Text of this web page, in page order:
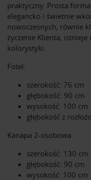
praktyczny. Prosta
elegancko i świetnie
nowoczesnych, równie
życzenie Klienta,
kolorystyki.
Fotel:
szerokość: 76 cm
głębokość: 90 cm
wysokość: 100 cm
głębokość z
Kanapa 2-osobowa:
szerokość: 130 cm
głębokość: 90 cm
wysokość: 100 cm